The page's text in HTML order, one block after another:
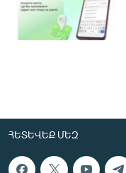
ՀԵՏԵՎԵՔ ՄԵԶ